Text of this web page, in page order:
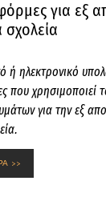
για εξ
ηλεκτρονικό
που χρησιμοποιεί
για την εξ
>>